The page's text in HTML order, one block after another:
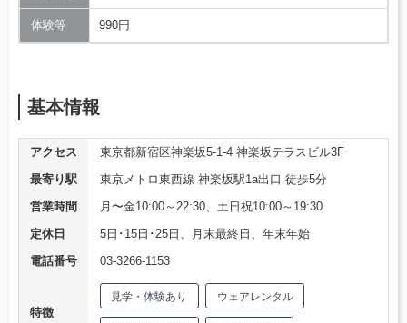
体験等 990円
基本情報
アクセス
東京都新宿区神楽坂5-1-4 神楽坂テラスビル3F
最寄り駅
東京メトロ東西線 神楽坂駅1a出口 徒歩5分
営業時間
月〜金10:00～22:30、土日祝10:00～19:30
定休日
5日･15日･25日、月末最終日、年末年始
電話番号
03-3266-1153
特徴
見学・体験あり ウェアレンタル